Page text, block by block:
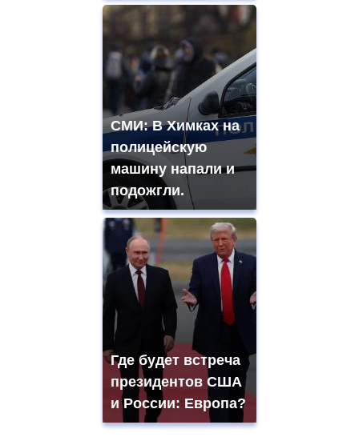
СМИ: В Химках на
полицейскую
машину напали и
подожгли.
Где будет встреча
президентов США
и России: Европа?